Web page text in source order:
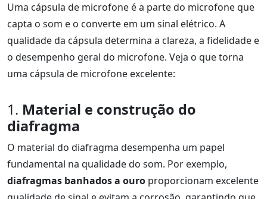
Uma cápsula de microfone é a parte do microfone que
capta o som e o converte em um sinal elétrico. A
qualidade da cápsula determina a clareza, a fidelidade e
o desempenho geral do microfone. Veja o que torna
uma cápsula de microfone excelente:
1. Material e construção do
diafragma
O material do diafragma desempenha um papel
fundamental na qualidade do som. Por exemplo,
diafragmas banhados a ouro proporcionam excelente